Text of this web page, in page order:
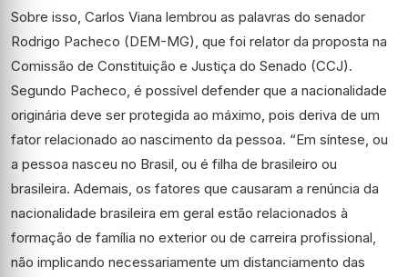
Sobre isso, Carlos Viana lembrou as palavras do senador
Rodrigo Pacheco (DEM-MG), que foi relator da proposta na
Comissão de Constituição e Justiça do Senado (CCJ).
Segundo Pacheco, é possível defender que a nacionalidade
originária deve ser protegida ao máximo, pois deriva de um
fator relacionado ao nascimento da pessoa. “Em síntese, ou
a pessoa nasceu no Brasil, ou é filha de brasileiro ou
brasileira. Ademais, os fatores que causaram a renúncia da
nacionalidade brasileira em geral estão relacionados à
formação de família no exterior ou de carreira profissional,
não implicando necessariamente um distanciamento das